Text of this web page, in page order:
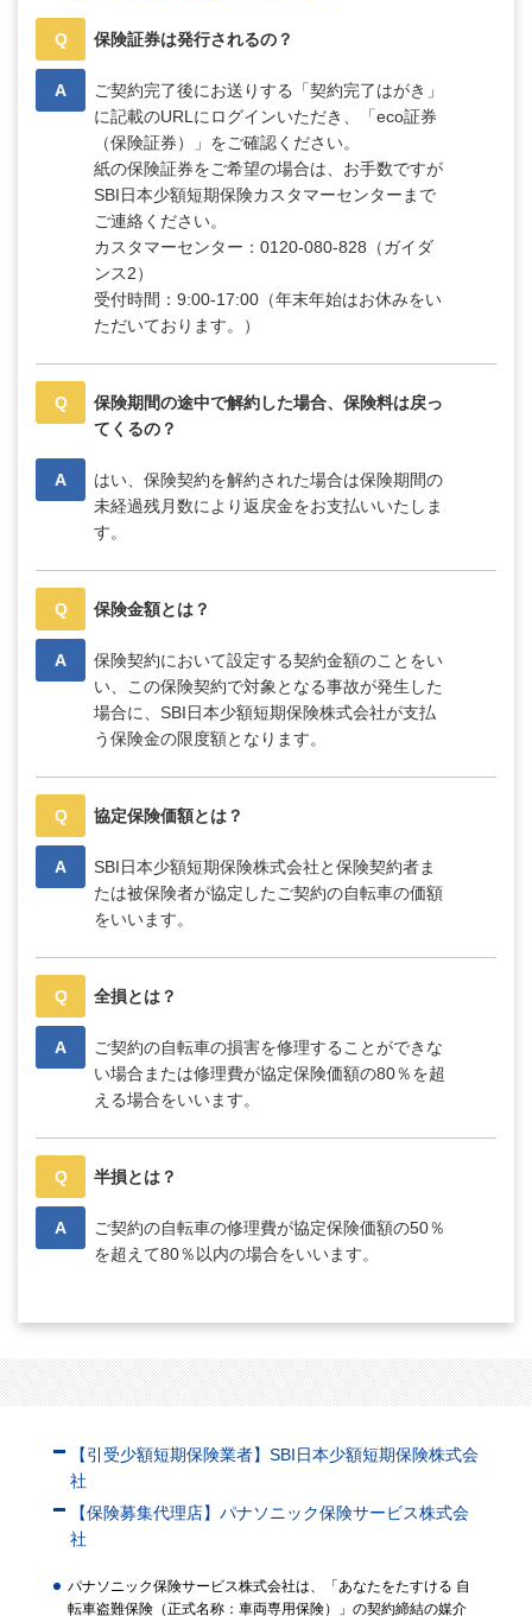
Q 保険証券は発行されるの？
A
ご契約完了後にお送りする「契約完了はがき」
に記載のURLにログインいただき、「eco証券
（保険証券）」をご確認ください。
紙の保険証券をご希望の場合は、お手数ですが
SBI日本少額短期保険カスタマーセンターまで
ご連絡ください。
カスタマーセンター：0120-080-828（ガイダ
ンス2）
受付時間：9:00-17:00（年末年始はお休みをい
ただいております。）
Q
保険期間の途中で解約した場合、保険料は戻っ
てくるの？
A
はい、保険契約を解約された場合は保険期間の
未経過残月数により返戻金をお支払いいたしま
す。
Q 保険金額とは？
A
保険契約において設定する契約金額のことをい
い、この保険契約で対象となる事故が発生した
場合に、SBI日本少額短期保険株式会社が支払
う保険金の限度額となります。
Q 協定保険価額とは？
A
SBI日本少額短期保険株式会社と保険契約者ま
たは被保険者が協定したご契約の自転車の価額
をいいます。
Q 全損とは？
A
ご契約の自転車の損害を修理することができな
い場合または修理費が協定保険価額の80％を超
える場合をいいます。
Q 半損とは？
A
ご契約の自転車の修理費が協定保険価額の50％
を超えて80％以内の場合をいいます。
【引受少額短期保険業者】SBI日本少額短期保険株式会
社
【保険募集代理店】パナソニック保険サービス株式会
社
パナソニック保険サービス株式会社は、「あなたをたすける 自
転車盗難保険（正式名称：車両専用保険）」の契約締結の媒介